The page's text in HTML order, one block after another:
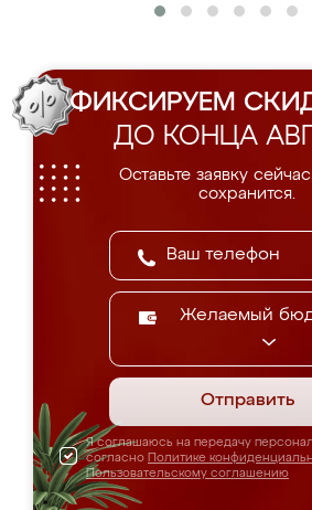
ФИКСИРУЕМ
ДО КОНЦА
Оставьте заявку
сохранится.
Желаемый
Отправить
Я соглашаюсь на передачу
согласно Политике
Пользовательскому соглашению